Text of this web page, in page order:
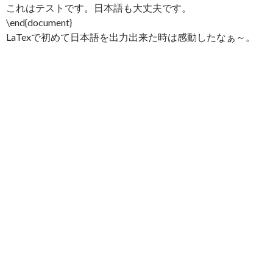
これはテストです。日本語も大丈夫です。
\end{document}
LaTexで初めて日本語を出力出来た時は感動したなぁ～。